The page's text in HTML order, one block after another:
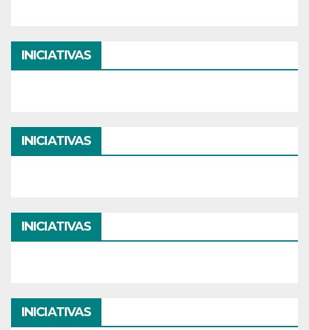
INICIATIVAS
INICIATIVAS
INICIATIVAS
INICIATIVAS